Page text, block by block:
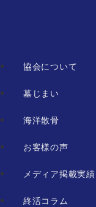
協会について
墓じまい
海洋散骨
お客様の声
メディア掲載実績
終活コラム